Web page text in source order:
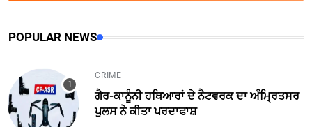
POPULAR NEWS
CRIME
ਗੈਰ-ਕਾਨੂੰਨੀ ਹਥਿਆਰਾਂ ਦੇ ਨੈਟਵਰਕ ਦਾ ਅੰਮ੍ਰਿਤਸਰ
ਪੁਲਸ ਨੇ ਕੀਤਾ ਪਰਦਾਫਾਸ਼